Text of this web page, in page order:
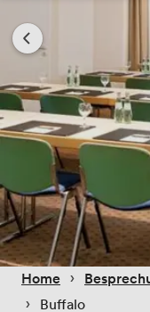
Home ›
› Buffalo